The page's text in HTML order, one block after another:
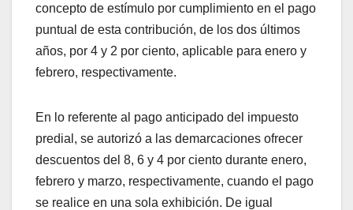
concepto de estímulo por cumplimiento en el pago
puntual de esta contribución, de los dos últimos
años, por 4 y 2 por ciento, aplicable para enero y
febrero, respectivamente.
En lo referente al pago anticipado del impuesto
predial, se autorizó a las demarcaciones ofrecer
descuentos del 8, 6 y 4 por ciento durante enero,
febrero y marzo, respectivamente, cuando el pago
se realice en una sola exhibición. De igual